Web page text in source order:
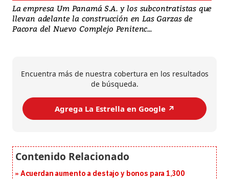
La empresa Um Panamá S.A. y los subcontratistas que
llevan adelante la construcción en Las Garzas de
Pacora del Nuevo Complejo Penitenc...
Encuentra más de nuestra cobertura en los resultados
de búsqueda.
Agrega La Estrella en Google ↗️
Acuerdan aumento a destajo y bonos para 1,300